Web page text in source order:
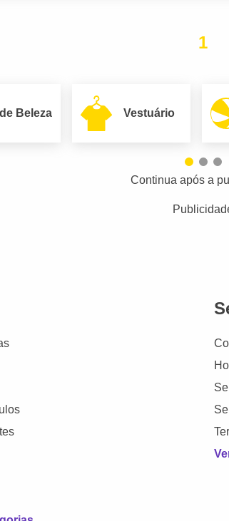
1
Beleza Vestuário
Continua após a